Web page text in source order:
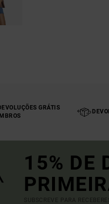
GRÁTIS
15% DE
SUBSCREVE PARA